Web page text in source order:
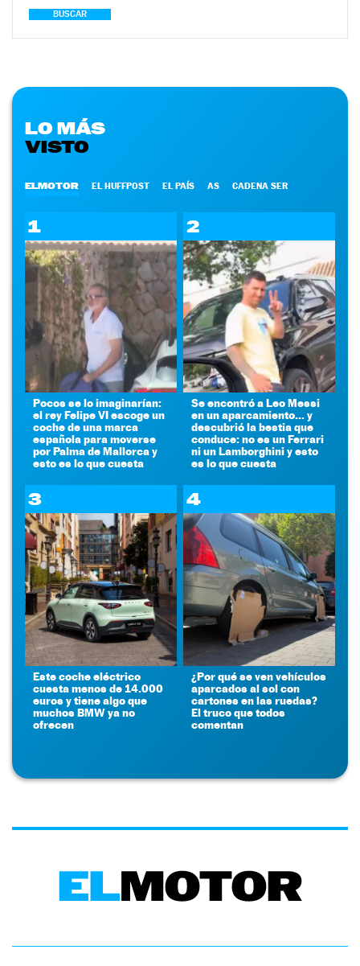
BUSCAR
LO MÁS
VISTO
ELMOTOR EL HUFFPOST EL PAÍS AS CADENA SER
1
Pocos se lo imaginarían:
el rey Felipe VI escoge un
coche de una marca
española para moverse
por Palma de Mallorca y
esto es lo que cuesta
2
Se encontró a Leo Messi
en un aparcamiento... y
descubrió la bestia que
conduce: no es un Ferrari
ni un Lamborghini y esto
es lo que cuesta
3
Este coche eléctrico
cuesta menos de 14.000
euros y tiene algo que
muchos BMW ya no
ofrecen
4
¿Por qué se ven vehículos
aparcados al sol con
cartones en las ruedas?
El truco que todos
comentan